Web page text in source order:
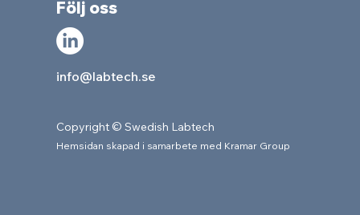
Följ oss
info@labtech.se
Copyright © Swedish Labtech
Hemsidan skapad i samarbete med Kramar Group